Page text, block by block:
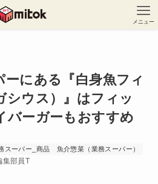
メニュー
ーにある『白身魚フィ
シウス）』はフィッ
バーガーもおすすめ
スーパー_商品 魚介惣菜（業務スーパー）
集部員T